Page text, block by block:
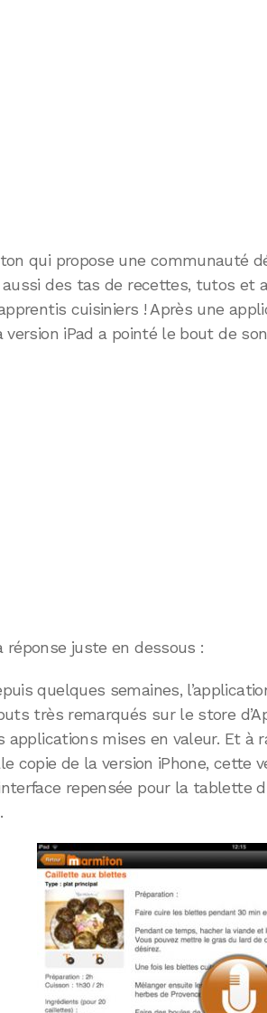
qui propose une communauté
aussi des tas de recettes, tutos et
cuisiniers ! Après une
version iPad a pointé le bout de
réponse juste en dessous :
quelques semaines,
très remarqués sur le store
applications mises en valeur. Et à
copie de la version iPhone, cette
repensée pour la tablette